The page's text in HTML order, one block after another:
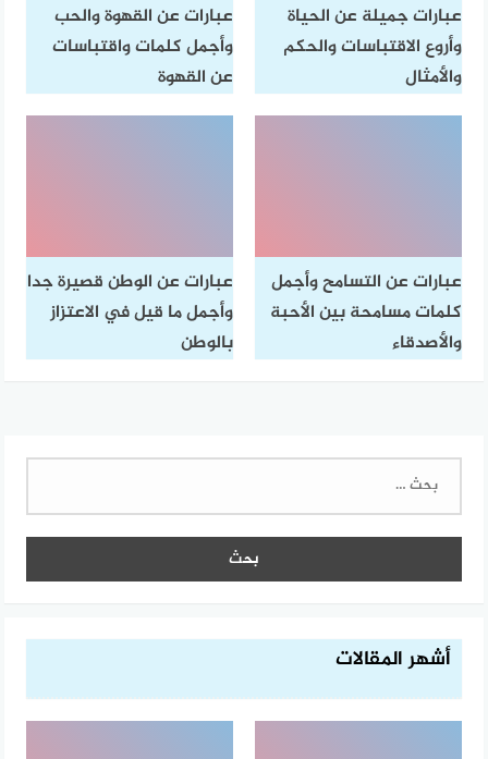
عبارات جميلة عن الحياة
وأروع الاقتباسات والحكم
والأمثال
عبارات عن القهوة والحب
وأجمل كلمات واقتباسات
عن القهوة
عبارات عن التسامح وأجمل
كلمات مسامحة بين الأحبة
والأصدقاء
عبارات عن الوطن قصيرة جدا
وأجمل ما قيل في الاعتزاز
بالوطن
البحث
أشهر المقالات